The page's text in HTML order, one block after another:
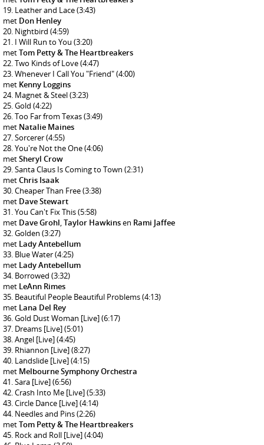
Leather and Lace(3:43)
met Don Henley
Nightbird (4:59)
I Will Run to You (3:20)
metTom Petty & The Heartbreakers
Two Kinds of Love(4:47)
Whenever I Call You "Friend"(4:00)
met Kenny Loggins
Magnet & Steel(3:23)
Gold (4:22)
Too Far from Texas(3:49)
met Natalie Maines
Sorcerer(4:55)
You're Not the One(4:06)
metSheryl Crow
Santa Claus Is Coming to Town (2:31)
metChris Isaak
Cheaper Than Free(3:38)
met Dave Stewart
You Can't Fix This(5:58)
met Dave Grohl,Taylor Hawkinsen Rami Jaffee
Golden (3:27)
met Lady Antebellum
Blue Water(4:25)
met Lady Antebellum
Borrowed (3:32)
met LeAnn Rimes
Beautiful People Beautiful Problems(4:13)
met Lana Del Rey
Gold Dust Woman [Live](6:17)
Dreams [Live](5:01)
Angel [Live](4:45)
Rhiannon [Live](8:27)
Landslide [Live](4:15)
met Melbourne Symphony Orchestra
Sara [Live](6:56)
Crash Into Me [Live](5:33)
Circle Dance [Live](4:14)
Needles and Pins(2:26)
metTom Petty & The Heartbreakers
Rock and Roll [Live](4:04)